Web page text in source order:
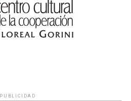
PUBLICIDAD